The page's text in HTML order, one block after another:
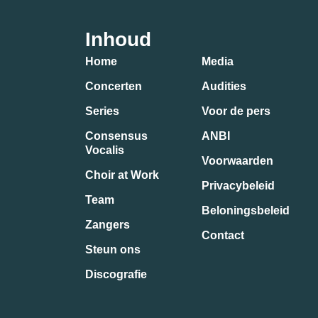
Inhoud
Home
Concerten
Series
Consensus
Vocalis
Choir at Work
Team
Zangers
Steun ons
Discografie
Media
Audities
Voor de pers
ANBI
Voorwaarden
Privacybeleid
Beloningsbeleid
Contact